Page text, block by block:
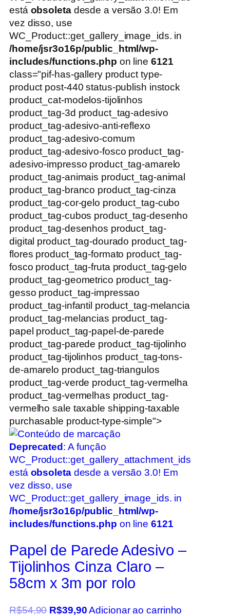
está obsoletadesde a versão 3.0! Em
vez disso, use
WC_Product::get_gallery_image_ids. in
/home/jsr3o16p/public_html/wp-
includes/functions.php on line 6121
class="pif-has-gallery product type-
product post-440 status-publish instock
product_cat-modelos-tijolinhos
product_tag-3d product_tag-adesivo
product_tag-adesivo-anti-reflexo
product_tag-adesivo-comum
product_tag-adesivo-fosco product_tag-
adesivo-impresso product_tag-amarelo
product_tag-animais product_tag-animal
product_tag-branco product_tag-cinza
product_tag-cor-gelo product_tag-cubo
product_tag-cubos product_tag-desenho
product_tag-desenhos product_tag-
digital product_tag-dourado product_tag-
flores product_tag-formato product_tag-
fosco product_tag-fruta product_tag-gelo
product_tag-geometrico product_tag-
gesso product_tag-impressao
product_tag-infantil product_tag-melancia
product_tag-melancias product_tag-
papel product_tag-papel-de-parede
product_tag-parede product_tag-tijolinho
product_tag-tijolinhos product_tag-tons-
de-amarelo product_tag-triangulos
product_tag-verde product_tag-vermelha
product_tag-vermelhas product_tag-
vermelho sale taxable shipping-taxable
purchasable product-type-simple">
Deprecated: A função
WC_Product::get_gallery_attachment_ids
está obsoletadesde a versão 3.0! Em
vez disso, use
WC_Product::get_gallery_image_ids. in
/home/jsr3o16p/public_html/wp-
includes/functions.php on line 6121
Papel de Parede Adesivo –
Tijolinhos Cinza Claro –
58cm x 3m por rolo
R$54,90 R$39,90 Adicionar ao carrinho